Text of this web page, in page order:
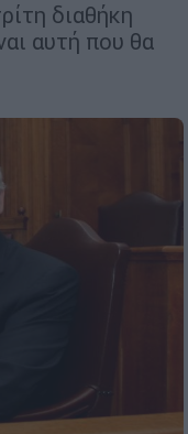
διαθήκη
αυτή που θα